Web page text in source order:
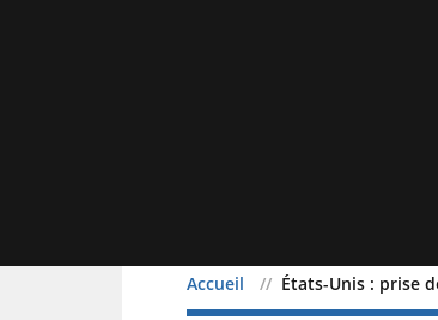
Accueil États-Unis : prise
États-Unis :